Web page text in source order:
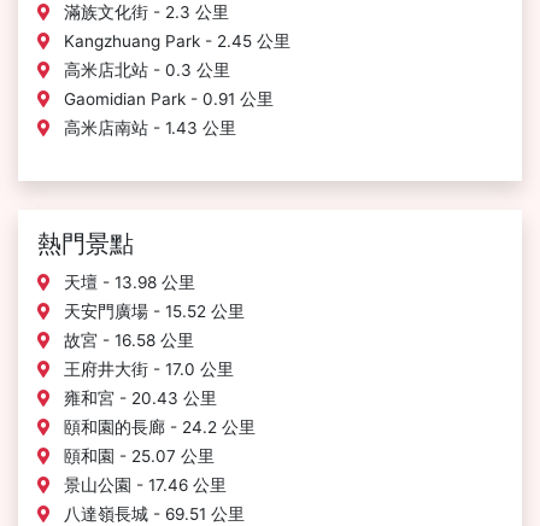
滿族文化街 - 2.3 公里
Kangzhuang Park - 2.45 公里
高米店北站 - 0.3 公里
Gaomidian Park - 0.91 公里
高米店南站 - 1.43 公里
熱門景點
天壇 - 13.98 公里
天安門廣場 - 15.52 公里
故宮 - 16.58 公里
王府井大街 - 17.0 公里
雍和宮 - 20.43 公里
頤和園的長廊 - 24.2 公里
頤和園 - 25.07 公里
景山公園 - 17.46 公里
八達嶺長城 - 69.51 公里